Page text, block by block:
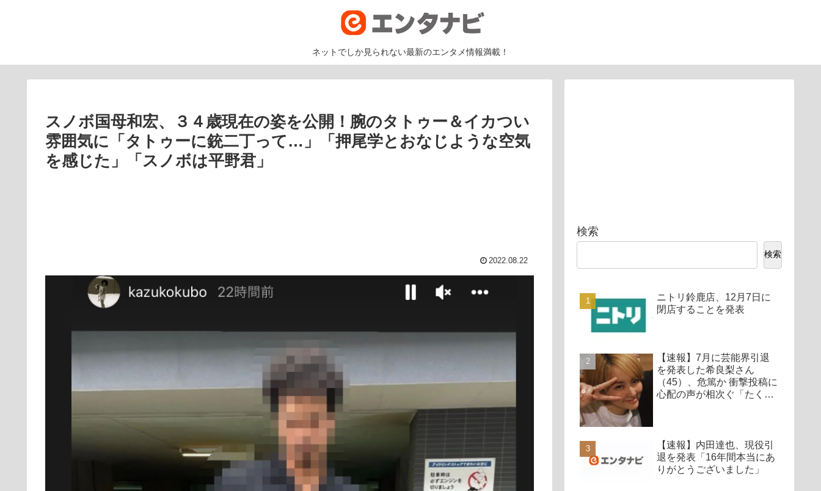
ネットでしか見られない最新のエンタメ情報満載！
スノボ国母和宏、３４歳現在の姿を公開！腕のタトゥー＆イカつい
雰囲気に「タトゥーに銃二丁って…」「押尾学とおなじような空気
を感じた」「スノボは平野君」
2022.08.22
検索
検索
ニトリ鈴鹿店、12月7日に
閉店することを発表
【速報】7月に芸能界引退
を発表した希良梨さん
（45）、危篤か 衝撃投稿に
心配の声が相次ぐ「たくさ
【速報】内田達也、現役引
退を発表「16年間本当にあ
りがとうございました」